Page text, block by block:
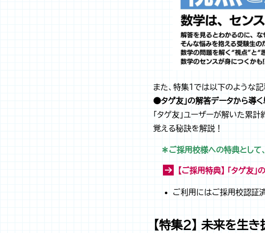
また、特集１では以下のような
●タゲ友」の解答データから導く
「タゲ友」ユーザーが解いた累
覚える秘訣を解説！
＊ご採用校様への特典として
【ご採用特典】 「タゲ友
ご利用にはご採用校認証
【特集２】 未来を生